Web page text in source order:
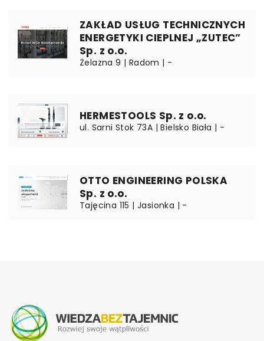
ZAKŁAD USŁUG TECHNICZNYCH
ENERGETYKI CIEPLNEJ „ZUTEC”
Sp. z o.o.
Żelazna 9 | Radom | -
HERMESTOOLS Sp. z o.o.
ul. Sarni Stok 73A | Bielsko Biała | -
OTTO ENGINEERING POLSKA
Sp. z o.o.
Tajęcina 115 | Jasionka | -